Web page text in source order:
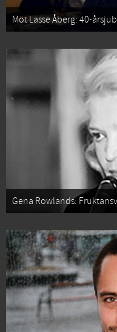
Möt Lasse Åberg: 40-
Gena Rowlands: